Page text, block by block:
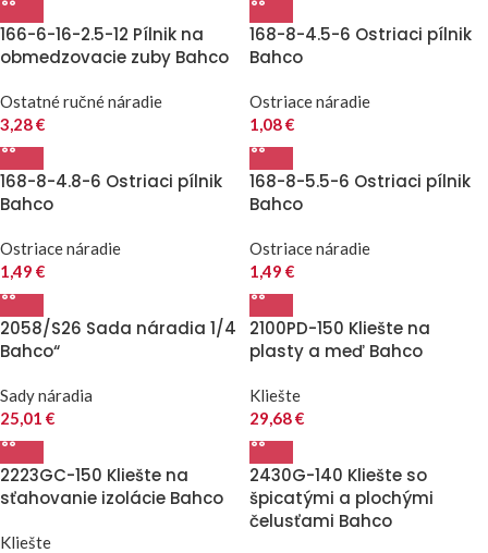
166-6-16-2.5-12 Pílnik na
obmedzovacie zuby Bahco
Ostatné ručné náradie
3,28€
168-8-4.5-6 Ostriaci pílnik
Bahco
Ostriace náradie
1,08€
168-8-4.8-6 Ostriaci pílnik
Bahco
Ostriace náradie
1,49 €
168-8-5.5-6 Ostriaci pílnik
Bahco
Ostriace náradie
1,49 €
2058/S26 Sada náradia 1/4
Bahco“
Sady náradia
25,01 €
2100PD-150 Kliešte na
plasty a meď Bahco
Kliešte
29,68€
2223GC-150 Kliešte na
sťahovanie izolácie Bahco
Kliešte
2430G-140 Kliešte so
špicatými a plochými
čelusťami Bahco